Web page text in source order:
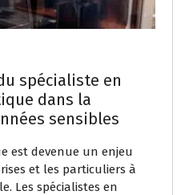
spécialiste en
dans la
sensibles
est devenue un enjeu
et les particuliers à
Les spécialistes en